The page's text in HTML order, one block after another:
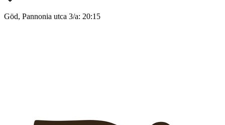
Göd, Pannonia utca 3/a: 20:15